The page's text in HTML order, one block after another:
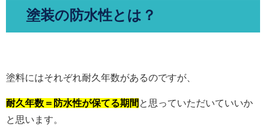
塗装の防水性とは？
塗料にはそれぞれ耐久年数があるのですが、
耐久年数＝防水性が保てる期間 と思っていただいていいか
と思います。